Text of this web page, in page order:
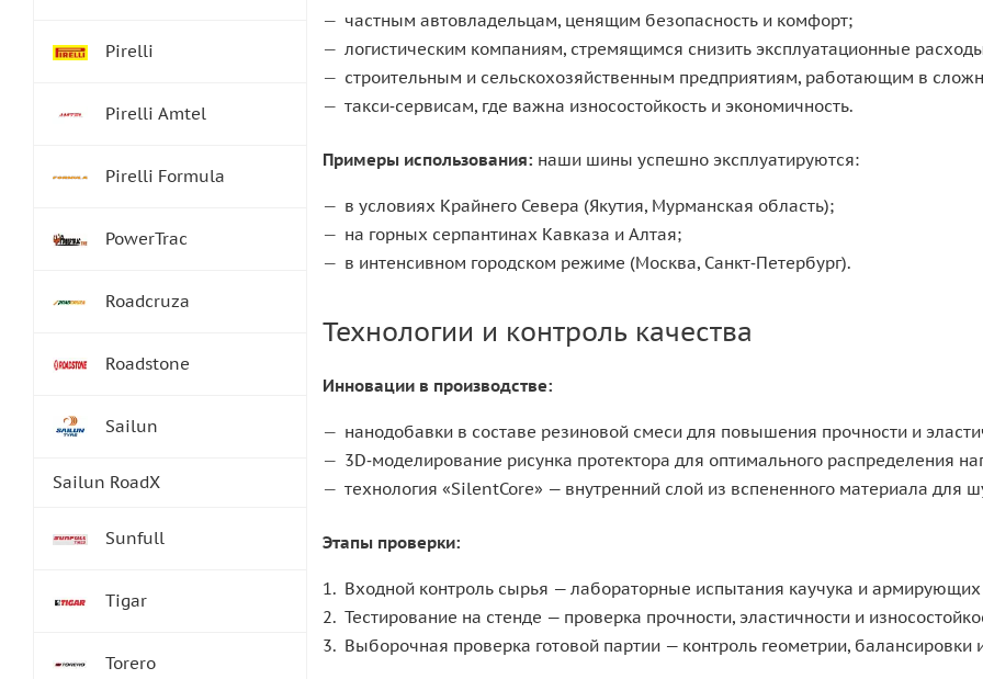
частным автовладельцам, ценящим безопасность и комфорт;
логистическим компаниям, стремящимся снизить эксплуатационные
строительным и сельскохозяйственным предприятиям, работающим в
такси‑сервисам, где важна износостойкость и экономичность.
Примеры использования: наши шины успешно эксплуатируются:
в условиях Крайнего Севера (Якутия, Мурманская область);
на горных серпантинах Кавказа и Алтая;
в интенсивном городском режиме (Москва, Санкт‑Петербург).
Технологии и контроль качества
Инновации в производстве:
нанодобавки в составе резиновой смеси для повышения прочности и
3D‑моделирование рисунка протектора для оптимального распределения
технология «SilentCore» — внутренний слой из вспененного материала для
Этапы проверки:
Входной контроль сырья — лабораторные испытания каучука и
Тестирование на стенде — проверка прочности, эластичности и
Выборочная проверка готовой партии — контроль геометрии,
Pirelli
Pirelli Amtel
Pirelli Formula
PowerTrac
Roadcruza
Roadstone
Sailun
Sailun RoadX
Sunfull
Tigar
Torero